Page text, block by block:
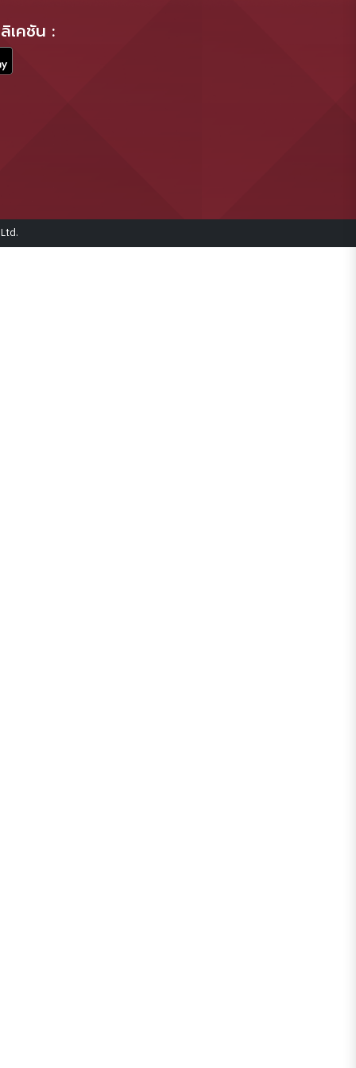
เคชัน :